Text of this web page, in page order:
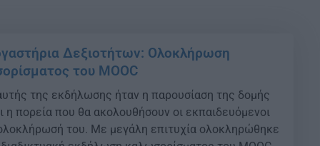
Δεξιοτήτων: Ολοκλήρωση
του MOOC
της εκδήλωσης ήταν η παρουσίαση της δομής
η πορεία που θα ακολουθήσουν οι εκπαιδευόμενοι
του. Με μεγάλη επιτυχία ολοκληρώθηκε